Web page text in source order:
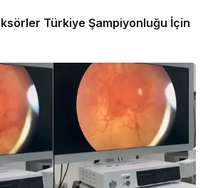
Türkiye Şampiyonluğu İçin